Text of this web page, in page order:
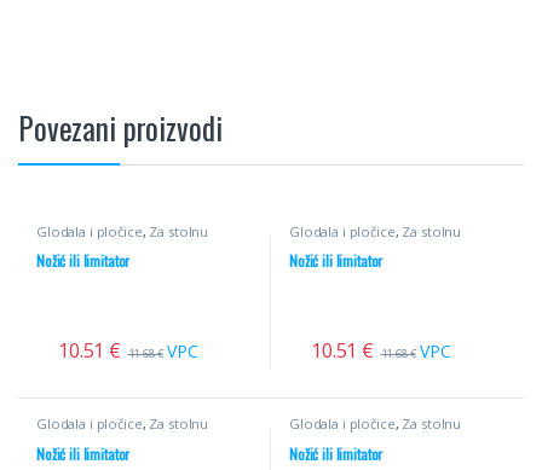
Povezani proizvodi
Glodala i pločice, Za stolnu
,
Nožić ili limitator
10.51 € 11.68€ VPC
Glodala i pločice, Za stolnu
,
Nožić ili limitator
10.51 € 11.68€ VPC
Glodala i pločice, Za stolnu
, Profilni noževi
Nožić ili limitator
Glodala i pločice, Za stolnu
, Profilni noževi
Nožić ili limitator